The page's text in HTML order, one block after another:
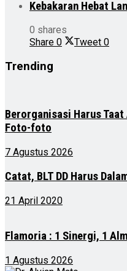
Kebakaran Hebat
0 shares
Share 0 Tweet 0
Trending
Berorganisasi Harus
Foto-foto
7 Agustus 2026
Catat, BLT DD Harus
21 April 2020
Flamoria : 1 Sinergi, 1
1 Agustus 2026